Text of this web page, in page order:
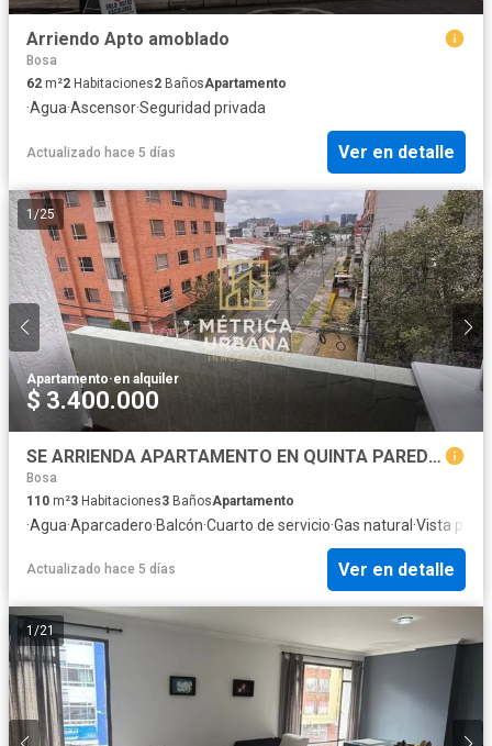
Arriendo Apto amoblado
Bosa
62 m²2 Habitaciones2 BañosApartamento
·Agua·Ascensor·Seguridad privada
Actualizado hace 5 días Ver en detalle
1/25
Apartamento·en alquiler
$ 3.400.000
SE ARRIENDA APARTAMENTO EN QUINTA PAREDES
Bosa
110 m²3 Habitaciones3 BañosApartamento
·Agua·Aparcadero·Balcón·Cuarto de servicio·Gas natural·Vista
Actualizado hace 5 días Ver en detalle
1 /21